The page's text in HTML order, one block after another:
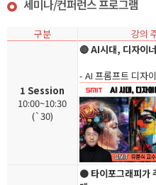
세미나/컨퍼런스 프로그램
구분 강의
1 Session
10:00~10:30
(`30)
🔴 AI시대, 디자이
- AI 프롬프트 디자
🟠 타이포그래피가